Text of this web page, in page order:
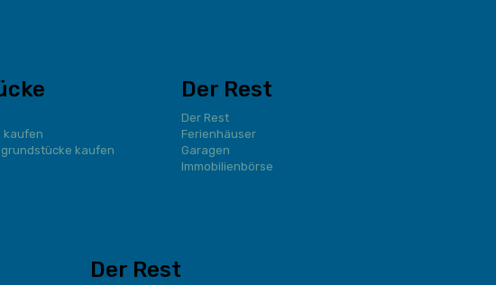
kaufen
kaufen
Der Rest
Der Rest
Ferienhäuser
Garagen
Immobilienbörse
Der Rest